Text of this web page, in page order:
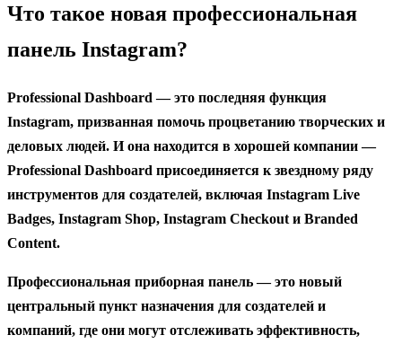
Что такое новая профессиональная
панель Instagram?
Professional Dashboard — это последняя функция
Instagram, призванная помочь процветанию творческих и
деловых людей. И она находится в хорошей компании —
Professional Dashboard присоединяется к звездному ряду
инструментов для создателей, включая Instagram Live
Badges, Instagram Shop, Instagram Checkout и Branded
Content.
Профессиональная приборная панель — это новый
центральный пункт назначения для создателей и
компаний, где они могут отслеживать эффективность,